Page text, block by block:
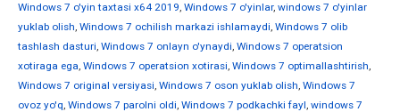
Windows 7 o'yin taxtasi x64 2019, Windows 7 o'yinlar, windows 7 o'yinlar
yuklab olish, Windows 7 ochilish markazi ishlamaydi, Windows 7 olib
tashlash dasturi, Windows 7 onlayn o'ynaydi, Windows 7 operatsion
xotiraga ega, Windows 7 operatsion xotirasi, Windows 7 optimallashtirish,
Windows 7 original versiyasi, Windows 7 oson yuklab olish, Windows 7
ovoz yo'q, Windows 7 parolni oldi, Windows 7 podkachki fayl, windows 7